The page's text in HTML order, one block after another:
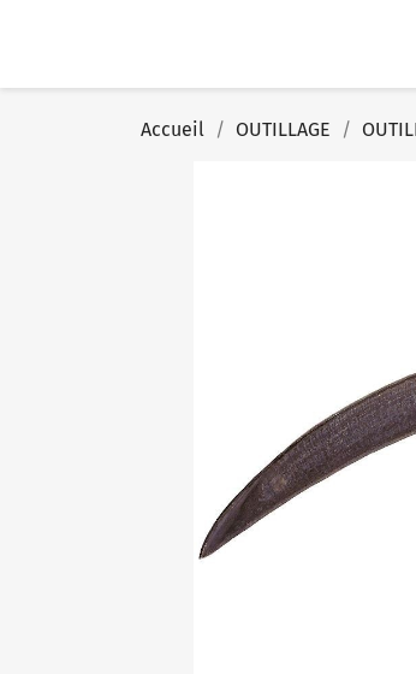
Accueil OUTILLAGE